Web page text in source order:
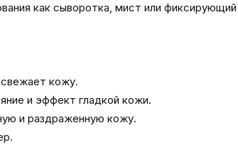
как сыворотка, мист или
кожу.
и эффект гладкой кожи.
и раздраженную кожу.